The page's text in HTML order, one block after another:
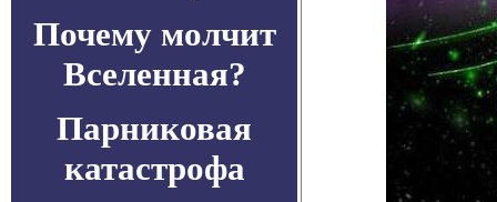
Почему молчит
Вселенная?
Парниковая
катастрофа